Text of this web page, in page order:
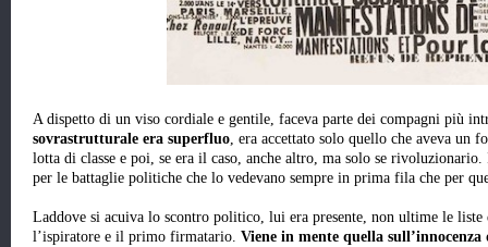
A dispetto di un viso cordiale e gentile, faceva parte dei compagni più
sovrastrutturale era superfluo, era accettato solo quello che aveva un
lotta di classe e poi, se era il caso, anche altro, ma solo se
per le battaglie politiche che lo vedevano sempre in prima fila che per
Laddove si acuiva lo scontro politico, lui era presente, non ultime le
l’ispiratore e il primo firmatario. Viene in mente quella